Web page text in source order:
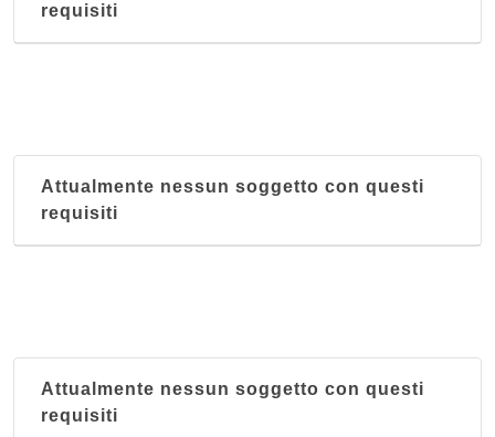
requisiti
Attualmente nessun soggetto con questi
requisiti
Attualmente nessun soggetto con questi
requisiti